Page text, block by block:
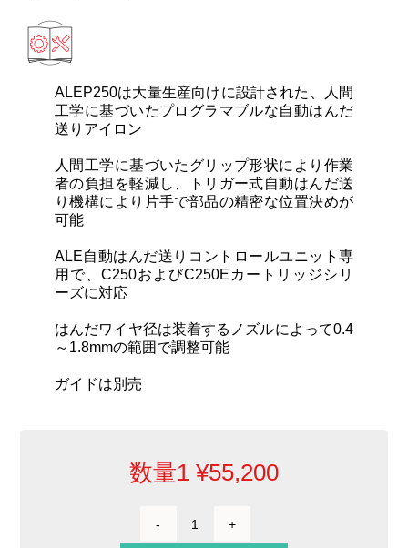
ショッピングカート
日本語ALEP250は大量生産向けに設計された、人間
工学に基づいたプログラマブルな自動はんだ
送りアイロン
人間工学に基づいたグリップ形状により作業
者の負担を軽減し、トリガー式自動はんだ送
り機構により片手で部品の精密な位置決めが
可能
ALE自動はんだ送りコントロールユニット専
用で、C250およびC250Eカートリッジシリ
ーズに対応
はんだワイヤ径は装着するノズルによって0.4
～1.8mmの範囲で調整可能
ガイドは別売
数量1 ¥55,200
角